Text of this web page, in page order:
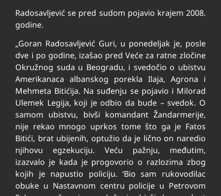
Ra­do­sa­vlje­vić se pred su­dom po­ja­vio krajem 2008.
go­di­ne.
„Goran Radosavljević Guri, u ponedeljak je, posle
dve i po godine, izašao pred Veće za ratne zločine
Okružnog suda u Beogradu, i svedočio o ubistvu
Amerikanaca albanskog porekla Ilaja, Agrona i
Mehmeta Bitićija. Na suđenju se pojavio i Milorad
Ulemek Legija, koji je odbio da bude – svedok. O
samom ubistvu, bivši komandant Žandarmerije,
nije rekao mnogo uprkos tome što ga je Fatos
Bitići, brat ubijenih, optužio da je lično on naredio
njihovu egzekuciju. Veću pažnju, međutim,
izazvalo je kada je progovorio o razlozima zbog
kojih je napustio policiju. ‘Bio sam rukovodilac
obuke u Nastavnom centru policije u Petrovom